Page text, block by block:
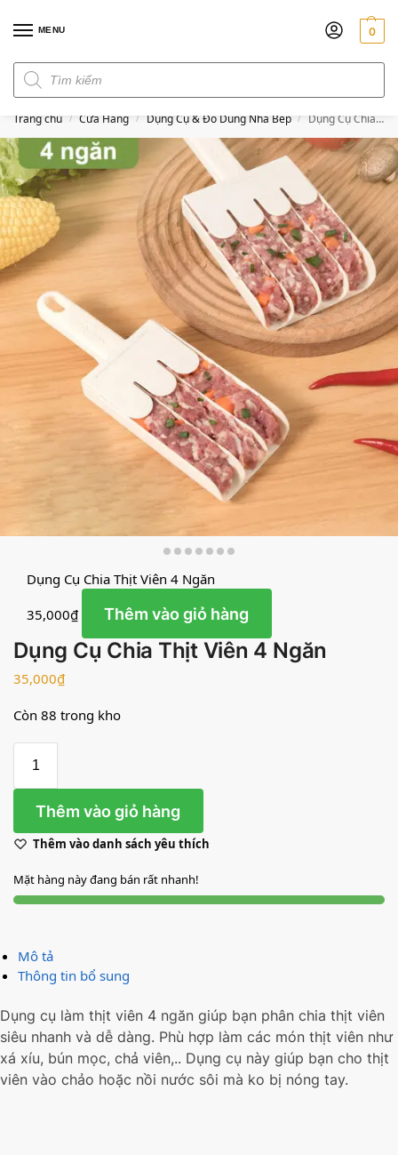
MENU 0
Trang chủ / Cửa Hàng / Dụng Cụ & Đồ Dùng Nhà Bếp / Dụng Cụ Chia Thịt Viên 4 Ngăn
Dụng Cụ Chia Thịt Viên 4 Ngăn
35,000₫ Thêm vào giỏ hàng
Dụng Cụ Chia Thịt Viên 4 Ngăn
35,000₫
Còn 88 trong kho
Thêm vào giỏ hàng
Thêm vào danh sách yêu thích
Mặt hàng này đang bán rất nhanh!
Mô tả
Thông tin bổ sung
Dụng cụ làm thịt viên 4 ngăn giúp bạn phân chia thịt viên
siêu nhanh và dễ dàng. Phù hợp làm các món thịt viên như
xá xíu, bún mọc, chả viên,.. Dụng cụ này giúp bạn cho thịt
viên vào chảo hoặc nồi nước sôi mà ko bị nóng tay.